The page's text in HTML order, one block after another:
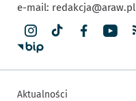
e-mail: redakcja@araw.pl
Aktualności